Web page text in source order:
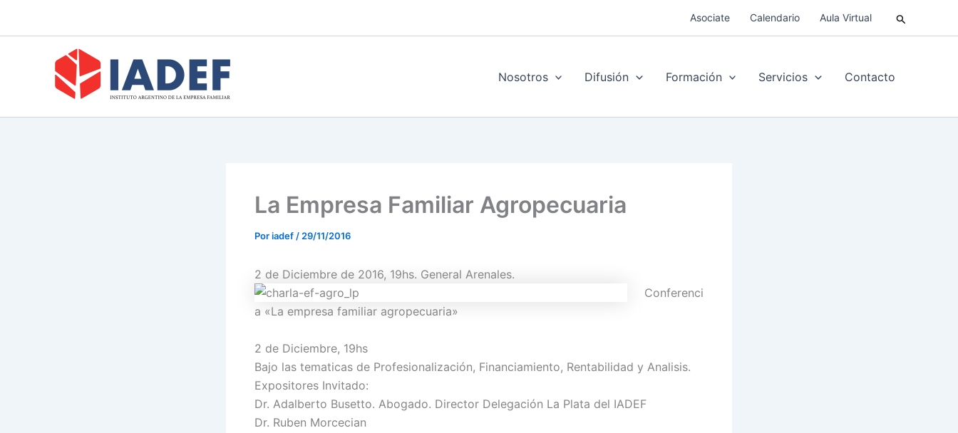
Asociate Calendario Aula Virtual Buscar
Nosotros Difusión Formación Servicios Contacto
La Empresa Familiar Agropecuaria
Poriadef / 29/11/2016
2 de Diciembre de 2016, 19hs. General Arenales.
Conferenci
a «La empresa familiar agropecuaria»
2 de Diciembre, 19hs
Bajo las tematicas de Profesionalización, Financiamiento, Rentabilidad y Analisis.
Expositores Invitado:
Dr. Adalberto Busetto. Abogado. Director Delegación La Plata del IADEF
Dr. Ruben Morcecian